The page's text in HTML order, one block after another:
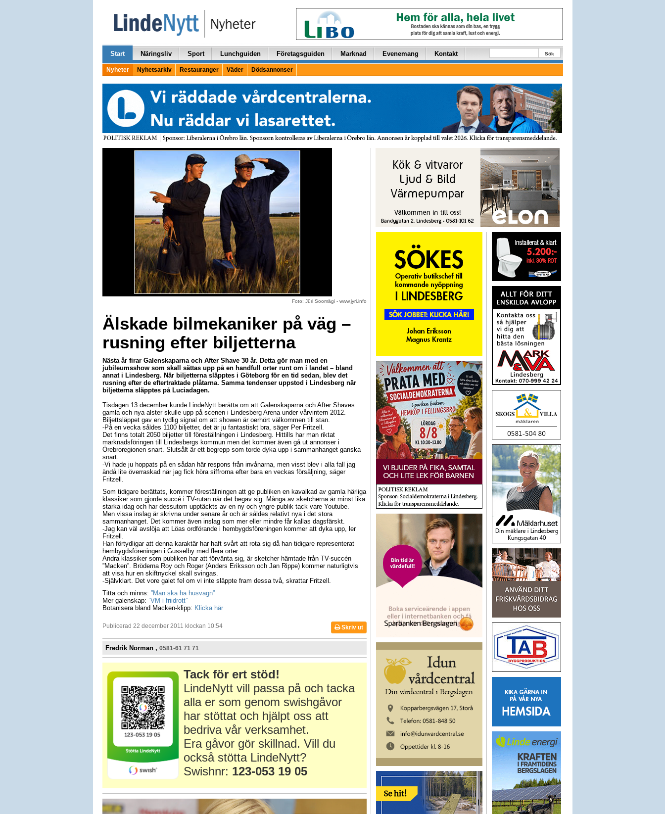
Start Näringsliv Sport Lunchguiden Företagsguiden Marknad Evenemang Kontakt Sök
Nyheter Nyhetsarkiv Restauranger Väder Dödsannonser
Foto: Jüri Soomägi - www.jyri.info
Älskade bilmekaniker på väg –
rusning efter biljetterna
Nästa år firar Galenskaparna och After Shave 30 år. Detta gör man med en
jubileumsshow som skall sättas upp på en handfull orter runt om i landet – bland
annat i Lindesberg. När biljetterna släpptes i Göteborg för en tid sedan, blev det
rusning efter de eftertraktade plåtarna. Samma tendenser uppstod i Lindesberg när
biljetterna släpptes på Luciadagen.
Tisdagen 13 december kunde LindeNytt berätta om att Galenskaparna och After Shaves
gamla och nya alster skulle upp på scenen i Lindesberg Arena under vårvintern 2012.
Biljettsläppet gav en tydlig signal om att showen är oerhört välkommen till stan.
-På en vecka såldes 1100 biljetter, det är ju fantastiskt bra, säger Per Fritzell.
Det finns totalt 2050 biljetter till föreställningen i Lindesberg. Hittills har man riktat
marknadsföringen till Lindesbergs kommun men det kommer även gå ut annonser i
Örebroregionen snart. Slutsålt är ett begrepp som torde dyka upp i sammanhanget ganska
snart.
-Vi hade ju hoppats på en sådan här respons från invånarna, men visst blev i alla fall jag
ändå lite överraskad när jag fick höra siffrorna efter bara en veckas försäljning, säger
Fritzell.
Som tidigare berättats, kommer föreställningen att ge publiken en kavalkad av gamla härliga
klassiker som gjorde succé i TV-rutan när det begav sig. Många av sketcherna är minst lika
starka idag och har dessutom upptäckts av en ny och yngre publik tack vare Youtube.
Men vissa inslag är skrivna under senare år och är såldes relativt nya i det stora
sammanhanget. Det kommer även inslag som mer eller mindre får kallas dagsfärskt.
-Jag kan väl avslöja att Löas ordförande i hembygdsföreningen kommer att dyka upp, ler
Fritzell.
Han förtydligar att denna karaktär har haft svårt att rota sig då han tidigare representerat
hembygdsföreningen i Gusselby med flera orter.
Andra klassiker som publiken har att förvänta sig, är sketcher hämtade från TV-succén
”Macken”. Bröderna Roy och Roger (Anders Eriksson och Jan Rippe) kommer naturligtvis
att visa hur en skiftnyckel skall svingas.
-Självklart. Det vore galet fel om vi inte släppte fram dessa två, skrattar Fritzell.
Titta och minns: ”Man ska ha husvagn”
Mer galenskap: ”VM i friidrott”
Botanisera bland Macken-klipp: Klicka här
Publicerad 22 december 2011 klockan 10:54 Skriv ut
Fredrik Norman , 0581-61 71 71
Tack för ert stöd!
LindeNytt vill passa på och tacka
alla er som genom swishgåvor
har stöttat och hjälpt oss att
bedriva vår verksamhet.
Era gåvor gör skillnad. Vill du
också stötta LindeNytt?
Swishnr: 123-053 19 05